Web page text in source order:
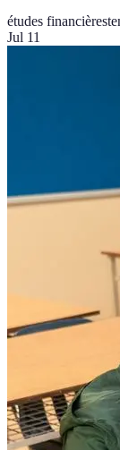
études financières
Jul 11